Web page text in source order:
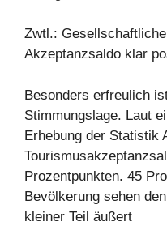
Zwtl.:
Akzeptanzsaldo klar
Besonders erfreulich
Stimmungslage. Laut
Erhebung der Statistik
Prozentpunkten. 45
Bevölkerung sehen
kleiner Teil äußert